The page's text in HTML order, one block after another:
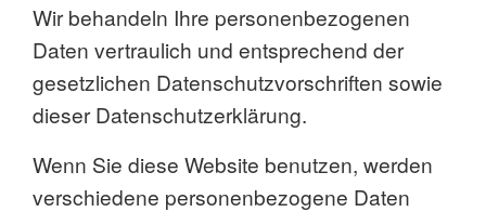
Wir behandeln Ihre personenbezogenen
Daten vertraulich und entsprechend der
gesetzlichen Datenschutzvorschriften sowie
dieser Datenschutzerklärung.
Wenn Sie diese Website benutzen, werden
verschiedene personenbezogene Daten